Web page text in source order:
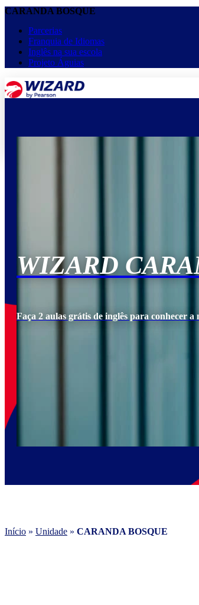
CARANDA BOSQUE
Parcerias
Franquia de Idiomas
Inglês na sua escola
Projeto Águias
WIZARD
Faça 2 aulas grátis de inglês para conhecer
Início » Unidade » CARANDA BOSQUE